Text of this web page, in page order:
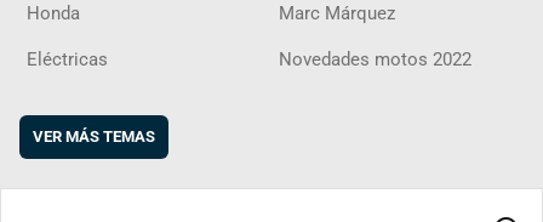
Honda Marc Márquez
Eléctricas Novedades motos 2022
VER MÁS TEMAS